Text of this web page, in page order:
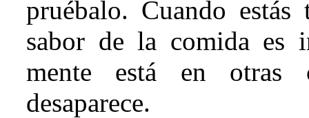
pruébalo. Cuando
sabor de la comida es
mente está en otras
desaparece.